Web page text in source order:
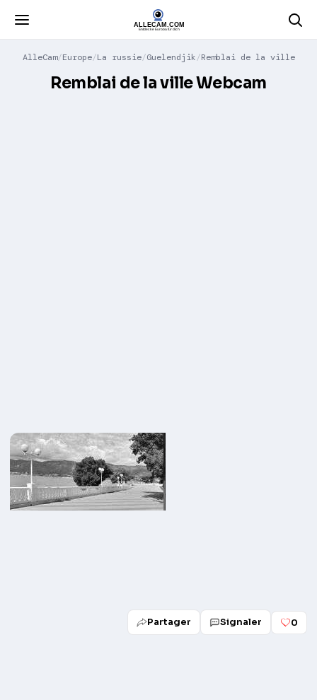
AlleCam Europe La russie Guelendjik Remblai de la ville
Remblai de la ville Webcam
Partager Signaler 0